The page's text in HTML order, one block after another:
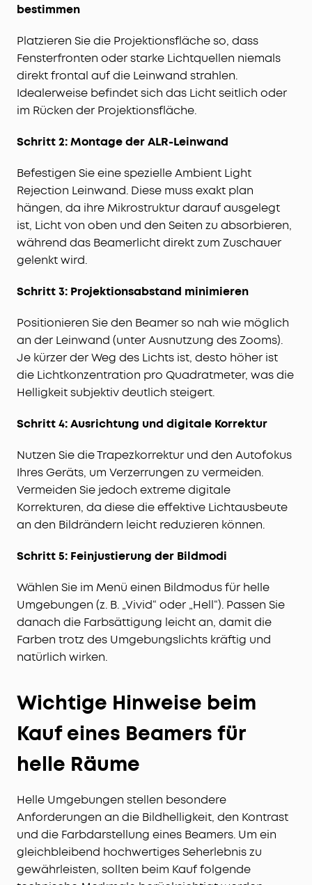
bestimmen
Platzieren Sie die Projektionsfläche so, dass
Fensterfronten oder starke Lichtquellen niemals
direkt frontal auf die Leinwand strahlen.
Idealerweise befindet sich das Licht seitlich oder
im Rücken der Projektionsfläche.
Schritt 2: Montage der ALR-Leinwand
Befestigen Sie eine spezielle Ambient Light
Rejection Leinwand. Diese muss exakt plan
hängen, da ihre Mikrostruktur darauf ausgelegt
ist, Licht von oben und den Seiten zu absorbieren,
während das Beamerlicht direkt zum Zuschauer
gelenkt wird.
Schritt 3: Projektionsabstand minimieren
Positionieren Sie den Beamer so nah wie möglich
an der Leinwand (unter Ausnutzung des Zooms).
Je kürzer der Weg des Lichts ist, desto höher ist
die Lichtkonzentration pro Quadratmeter, was die
Helligkeit subjektiv deutlich steigert.
Schritt 4: Ausrichtung und digitale Korrektur
Nutzen Sie die Trapezkorrektur und den Autofokus
Ihres Geräts, um Verzerrungen zu vermeiden.
Vermeiden Sie jedoch extreme digitale
Korrekturen, da diese die effektive Lichtausbeute
an den Bildrändern leicht reduzieren können.
Schritt 5: Feinjustierung der Bildmodi
Wählen Sie im Menü einen Bildmodus für helle
Umgebungen (z. B. „Vivid“ oder „Hell“). Passen Sie
danach die Farbsättigung leicht an, damit die
Farben trotz des Umgebungslichts kräftig und
natürlich wirken.
Wichtige Hinweise beim
Kauf eines Beamers für
helle Räume
Helle Umgebungen stellen besondere
Anforderungen an die Bildhelligkeit, den Kontrast
und die Farbdarstellung eines Beamers. Um ein
gleichbleibend hochwertiges Seherlebnis zu
gewährleisten, sollten beim Kauf folgende